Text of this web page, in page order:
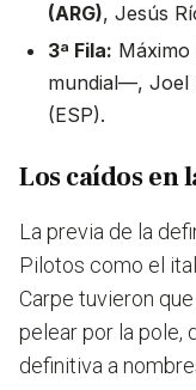
(ARG), Jesús
3ª Fila:
mundial—, Joel
(ESP).
Los caídos en
La previa de la
Pilotos como el
Carpe tuvieron
pelear por la pole,
definitiva a